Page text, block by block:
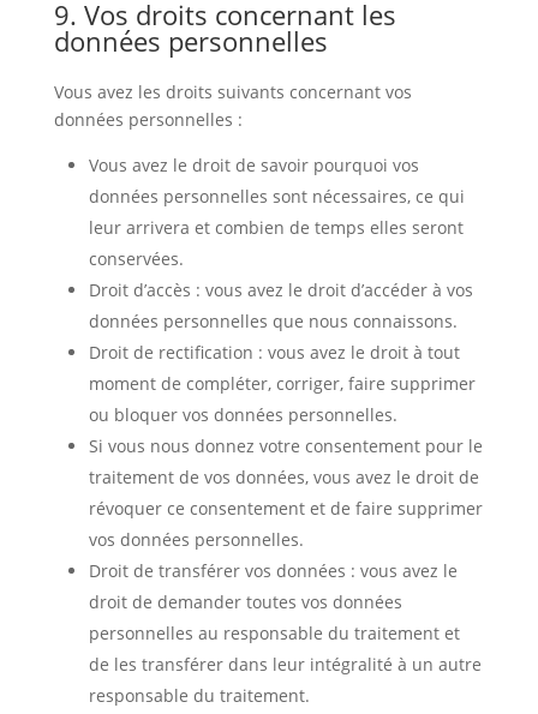
9. Vos droits concernant les
données personnelles
Vous avez les droits suivants concernant vos
données personnelles :
Vous avez le droit de savoir pourquoi vos
données personnelles sont nécessaires, ce qui
leur arrivera et combien de temps elles seront
conservées.
Droit d’accès : vous avez le droit d’accéder à vos
données personnelles que nous connaissons.
Droit de rectification : vous avez le droit à tout
moment de compléter, corriger, faire supprimer
ou bloquer vos données personnelles.
Si vous nous donnez votre consentement pour le
traitement de vos données, vous avez le droit de
révoquer ce consentement et de faire supprimer
vos données personnelles.
Droit de transférer vos données : vous avez le
droit de demander toutes vos données
personnelles au responsable du traitement et
de les transférer dans leur intégralité à un autre
responsable du traitement.